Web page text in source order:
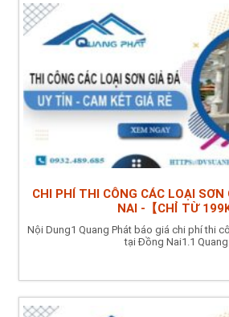
CHI PHÍ THI CÔNG CÁC LOẠI
NAI -【CHỈ TỪ 199K
Nội Dung1 Quang Phát báo giá chi phí thi
tại Đồng Nai1.1 Quang...